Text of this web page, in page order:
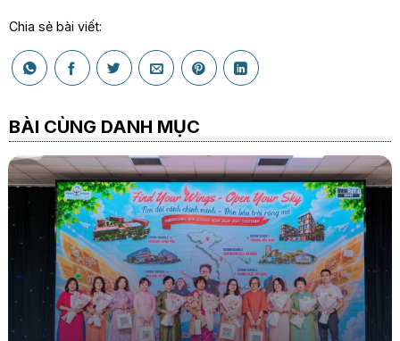
Chia sẻ bài viết:
BÀI CÙNG DANH MỤC